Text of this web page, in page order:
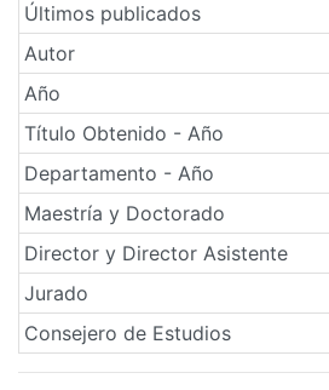
Últimos publicados
Autor
Año
Título Obtenido - Año
Departamento - Año
Maestría y Doctorado
Director y Director Asistente
Jurado
Consejero de Estudios